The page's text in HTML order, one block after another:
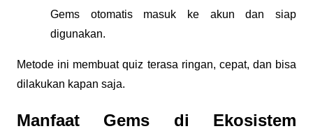
Gems otomatis masuk ke akun dan siap
digunakan.
Metode ini membuat quiz terasa ringan, cepat, dan bisa
dilakukan kapan saja.
Manfaat Gems di Ekosistem